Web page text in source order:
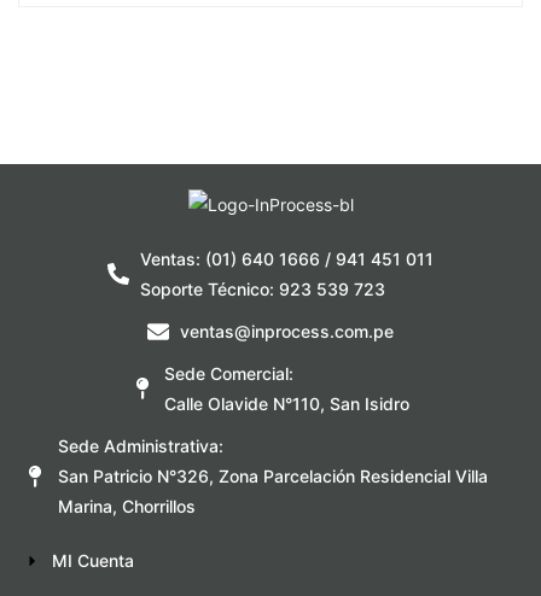
Ventas: (01) 640 1666 / 941 451 011
Soporte Técnico: 923 539 723
ventas@inprocess.com.pe
Sede Comercial:
Calle Olavide N°110, San Isidro
Sede Administrativa:
San Patricio N°326, Zona Parcelación Residencial Villa
Marina, Chorrillos
MI Cuenta